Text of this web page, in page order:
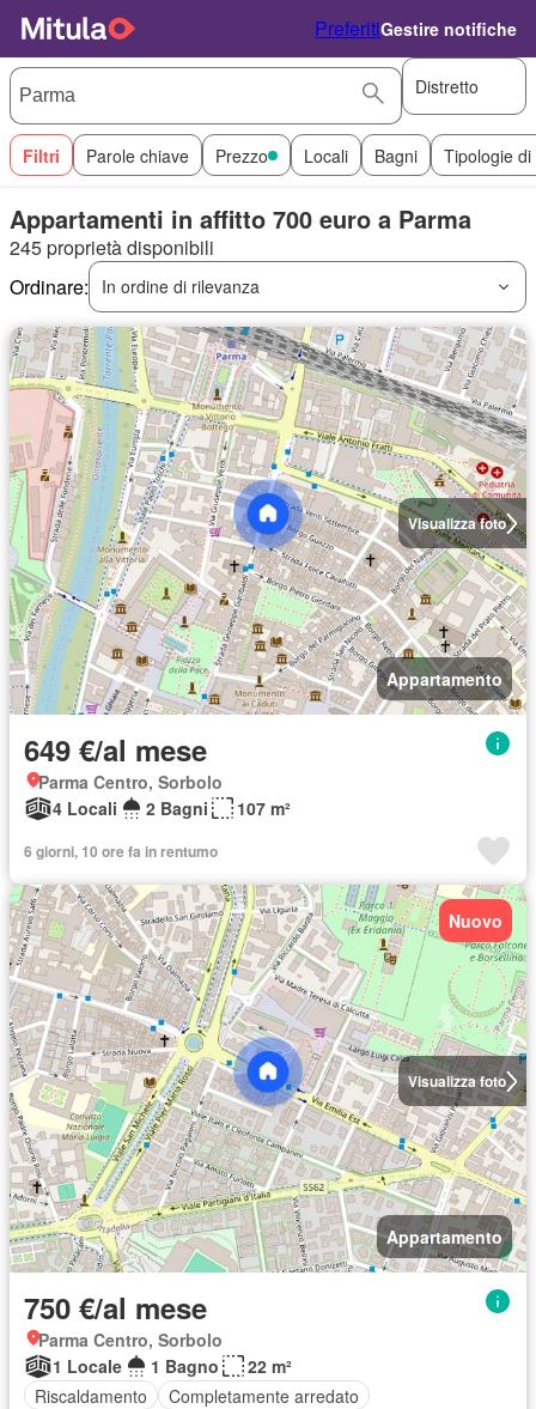
PreferitiGestire notifiche
Distretto
Filtri Parole chiave Prezzo Locali Bagni Tipologie
Appartamenti in affitto 700 euro a Parma
245 proprietà disponibili
Ordinare:
In ordine di rilevanza
Visualizza foto
Appartamento
649 €/al mese
Parma Centro, Sorbolo
4 Locali
2 Bagni 107 m²
6 giorni, 10 ore fa in rentumo
Visualizza foto
Nuovo
Appartamento
750 €/al mese
Parma Centro, Sorbolo
1 Locale
1 Bagno
22 m²
Riscaldamento
Completamente arredato